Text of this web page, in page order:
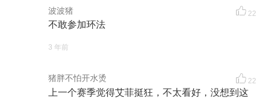
波波猪 22
不敢参加环法
3 年前
猪胖不怕开水烫 22
上一个赛季觉得艾菲挺狂，不太看好，没想到这